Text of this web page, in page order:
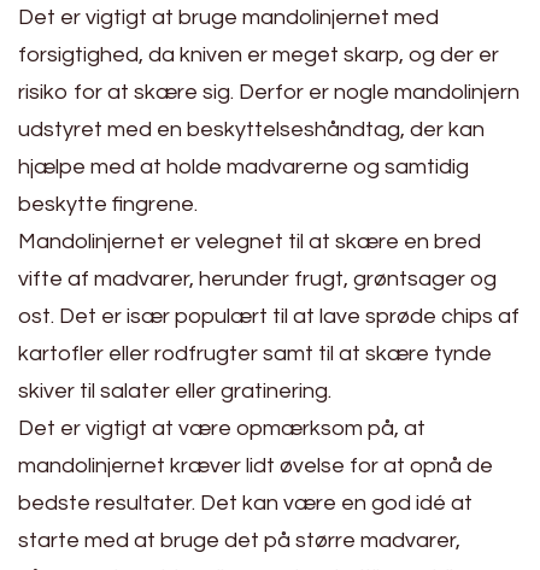
Det er vigtigt at bruge mandolinjernet med
forsigtighed, da kniven er meget skarp, og der er
risiko for at skære sig. Derfor er nogle mandolinjern
udstyret med en beskyttelseshåndtag, der kan
hjælpe med at holde madvarerne og samtidig
beskytte fingrene.
Mandolinjernet er velegnet til at skære en bred
vifte af madvarer, herunder frugt, grøntsager og
ost. Det er især populært til at lave sprøde chips af
kartofler eller rodfrugter samt til at skære tynde
skiver til salater eller gratinering.
Det er vigtigt at være opmærksom på, at
mandolinjernet kræver lidt øvelse for at opnå de
bedste resultater. Det kan være en god idé at
starte med at bruge det på større madvarer,